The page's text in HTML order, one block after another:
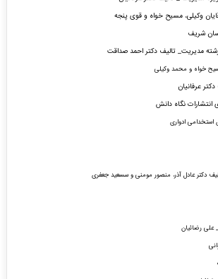
شریف
نگاه دانش
ادواری
دکتر عادل آذر، منصور مومنی و سسعید جعفری
علی رضائیان